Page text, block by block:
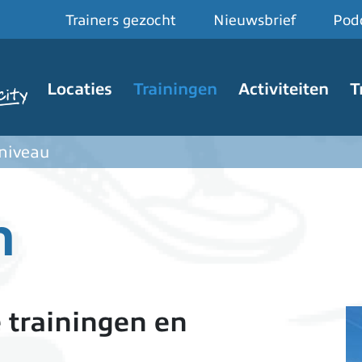
Trainers gezocht Nieuwsbrief
Locaties Trainingen Activiteiten
trainingen en